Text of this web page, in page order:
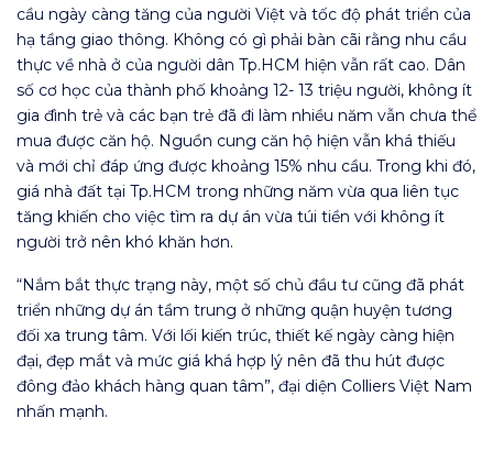
cầu ngày càng tăng của người Việt và tốc độ phát triển của
hạ tầng giao thông. Không có gì phải bàn cãi rằng nhu cầu
thực về nhà ở của người dân Tp.HCM hiện vẫn rất cao. Dân
số cơ học của thành phố khoảng 12- 13 triệu người, không ít
gia đình trẻ và các bạn trẻ đã đi làm nhiều năm vẫn chưa thể
mua được căn hộ. Nguồn cung căn hộ hiện vẫn khá thiếu
và mới chỉ đáp ứng được khoảng 15% nhu cầu. Trong khi đó,
giá nhà đất tại Tp.HCM trong những năm vừa qua liên tục
tăng khiến cho việc tìm ra dự án vừa túi tiền với không ít
người trở nên khó khăn hơn.
“Nắm bắt thực trạng này, một số chủ đầu tư cũng đã phát
triển những dự án tầm trung ở những quận huyện tương
đối xa trung tâm. Với lối kiến trúc, thiết kế ngày càng hiện
đại, đẹp mắt và mức giá khá hợp lý nên đã thu hút được
đông đảo khách hàng quan tâm”, đại diện Colliers Việt Nam
nhấn mạnh.